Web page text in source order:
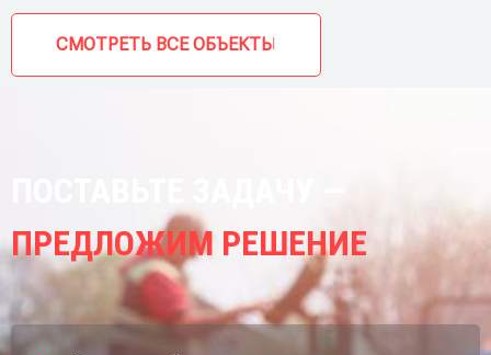
СМОТРЕТЬ ВСЕ ОБЪЕКТЫ
ПРЕДЛОЖИМ РЕШЕНИЕ